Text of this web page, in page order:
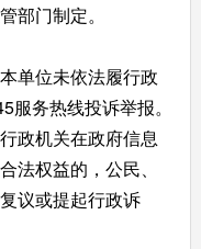
部门制定。
单位未依法履行政
务热线投诉举报。
政机关在政府信息
法权益的，公民、
议或提起行政诉